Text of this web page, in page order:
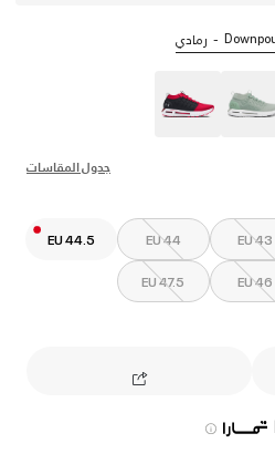
رمادي
جدول المقاسات
EU 43
EU 44
EU 44.5
EU 46
EU 47.5